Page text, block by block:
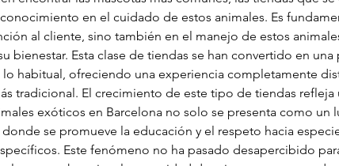
en el cuidado de estos animales. Es
al cliente, sino también en el manejo de estos
Esta clase de tiendas se han convertido en una
habitual, ofreciendo una experiencia completamente
tradicional. El crecimiento de este tipo de tiendas refleja
exóticos en Barcelona no solo se presenta como un
se promueve la educación y el respeto hacia
Este fenómeno no ha pasado desapercibido